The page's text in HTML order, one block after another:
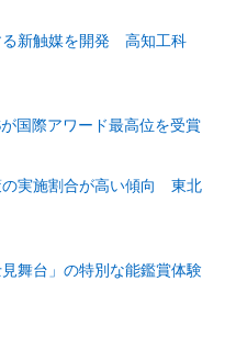
る新触媒を開発 高知工科
国際アワード最高位を受賞
の実施割合が高い傾向 東北
舞台」の特別な能鑑賞体験